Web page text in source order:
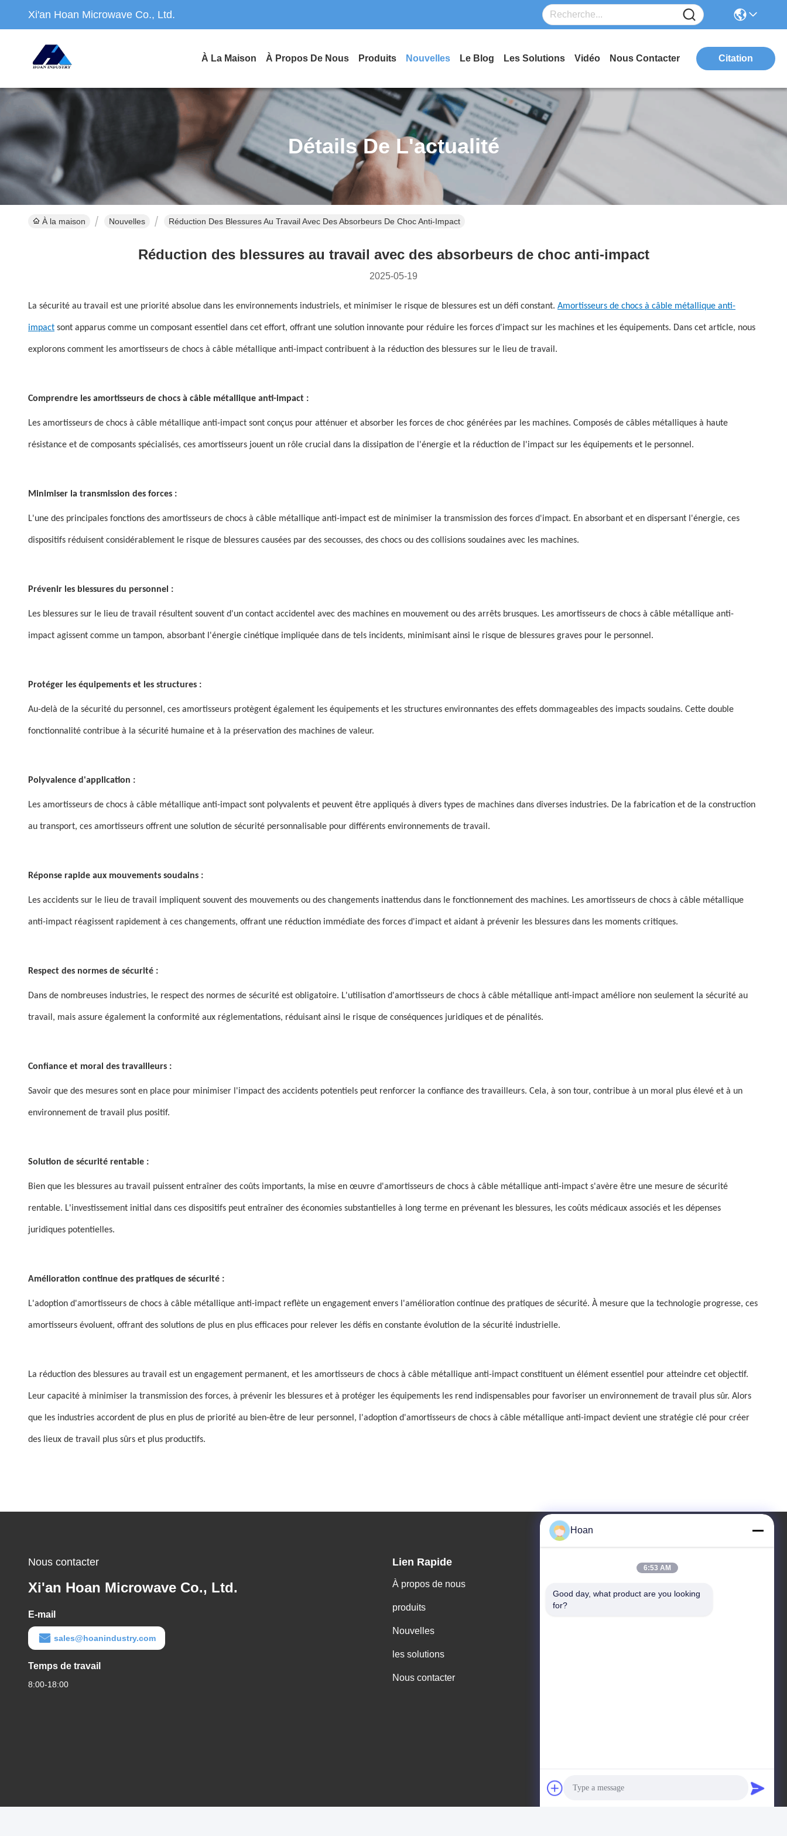
Xi'an Hoan Microwave Co., Ltd.
À La Maison À Propos De Nous Produits Nouvelles Le Blog Les Solutions Vidéo Nous Contacter Citation
Détails De L'actualité
À la maison Nouvelles Réduction Des Blessures Au Travail Avec Des Absorbeurs De Choc Anti-Impact
Réduction des blessures au travail avec des absorbeurs de choc anti-impact
2025-05-19
La sécurité au travail est une priorité absolue dans les environnements industriels, et minimiser le risque de blessures est un défi constant. Amortisseurs de chocs à câble métallique anti-
impact sont apparus comme un composant essentiel dans cet effort, offrant une solution innovante pour réduire les forces d'impact sur les machines et les équipements. Dans cet article, nous
explorons comment les amortisseurs de chocs à câble métallique anti-impact contribuent à la réduction des blessures sur le lieu de travail.
Comprendre les amortisseurs de chocs à câble métallique anti-impact :
Les amortisseurs de chocs à câble métallique anti-impact sont conçus pour atténuer et absorber les forces de choc générées par les machines. Composés de câbles métalliques à haute
résistance et de composants spécialisés, ces amortisseurs jouent un rôle crucial dans la dissipation de l'énergie et la réduction de l'impact sur les équipements et le personnel.
Minimiser la transmission des forces :
L'une des principales fonctions des amortisseurs de chocs à câble métallique anti-impact est de minimiser la transmission des forces d'impact. En absorbant et en dispersant l'énergie, ces
dispositifs réduisent considérablement le risque de blessures causées par des secousses, des chocs ou des collisions soudaines avec les machines.
Prévenir les blessures du personnel :
Les blessures sur le lieu de travail résultent souvent d'un contact accidentel avec des machines en mouvement ou des arrêts brusques. Les amortisseurs de chocs à câble métallique anti-
impact agissent comme un tampon, absorbant l'énergie cinétique impliquée dans de tels incidents, minimisant ainsi le risque de blessures graves pour le personnel.
Protéger les équipements et les structures :
Au-delà de la sécurité du personnel, ces amortisseurs protègent également les équipements et les structures environnantes des effets dommageables des impacts soudains. Cette double
fonctionnalité contribue à la sécurité humaine et à la préservation des machines de valeur.
Polyvalence d'application :
Les amortisseurs de chocs à câble métallique anti-impact sont polyvalents et peuvent être appliqués à divers types de machines dans diverses industries. De la fabrication et de la construction
au transport, ces amortisseurs offrent une solution de sécurité personnalisable pour différents environnements de travail.
Réponse rapide aux mouvements soudains :
Les accidents sur le lieu de travail impliquent souvent des mouvements ou des changements inattendus dans le fonctionnement des machines. Les amortisseurs de chocs à câble métallique
anti-impact réagissent rapidement à ces changements, offrant une réduction immédiate des forces d'impact et aidant à prévenir les blessures dans les moments critiques.
Respect des normes de sécurité :
Dans de nombreuses industries, le respect des normes de sécurité est obligatoire. L'utilisation d'amortisseurs de chocs à câble métallique anti-impact améliore non seulement la sécurité au
travail, mais assure également la conformité aux réglementations, réduisant ainsi le risque de conséquences juridiques et de pénalités.
Confiance et moral des travailleurs :
Savoir que des mesures sont en place pour minimiser l'impact des accidents potentiels peut renforcer la confiance des travailleurs. Cela, à son tour, contribue à un moral plus élevé et à un
environnement de travail plus positif.
Solution de sécurité rentable :
Bien que les blessures au travail puissent entraîner des coûts importants, la mise en œuvre d'amortisseurs de chocs à câble métallique anti-impact s'avère être une mesure de sécurité
rentable. L'investissement initial dans ces dispositifs peut entraîner des économies substantielles à long terme en prévenant les blessures, les coûts médicaux associés et les dépenses
juridiques potentielles.
Amélioration continue des pratiques de sécurité :
L'adoption d'amortisseurs de chocs à câble métallique anti-impact reflète un engagement envers l'amélioration continue des pratiques de sécurité. À mesure que la technologie progresse, ces
amortisseurs évoluent, offrant des solutions de plus en plus efficaces pour relever les défis en constante évolution de la sécurité industrielle.
La réduction des blessures au travail est un engagement permanent, et les amortisseurs de chocs à câble métallique anti-impact constituent un élément essentiel pour atteindre cet objectif.
Leur capacité à minimiser la transmission des forces, à prévenir les blessures et à protéger les équipements les rend indispensables pour favoriser un environnement de travail plus sûr. Alors
que les industries accordent de plus en plus de priorité au bien-être de leur personnel, l'adoption d'amortisseurs de chocs à câble métallique anti-impact devient une stratégie clé pour créer
des lieux de travail plus sûrs et plus productifs.
Nous contacter
Xi'an Hoan Microwave Co., Ltd.
E-mail
sales@hoanindustry.com
Temps de travail
8:00-18:00
Lien Rapide
À propos de nous
produits
Nouvelles
les solutions
Nous contacter
F7, bâtiment 2, parc industriel Xinkai, rue Jinye 2, zone
Hoan
6:53 AM
Good day, what product are you looking
for?